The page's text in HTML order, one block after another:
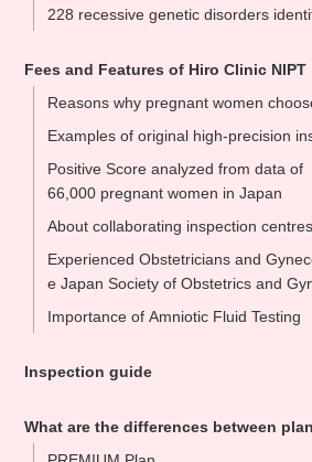
Fees and Features of Hiro Clinic NIPT
Reasons why pregnant women
Examples of original high-precision
Positive Score analyzed from data of
66,000 pregnant women in Japan
About collaborating inspection centres
Experienced Obstetricians and
e Japan Society of Obstetrics and
Importance of Amniotic Fluid Testing
Inspection guide
What are the differences between